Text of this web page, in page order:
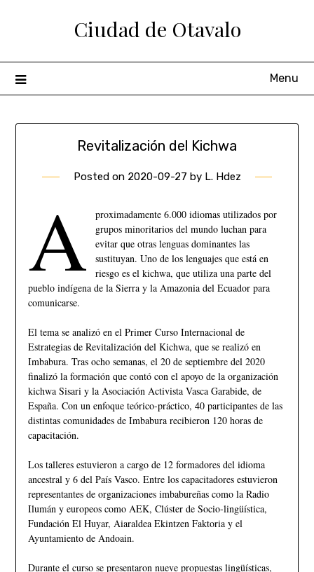
Ciudad de Otavalo
Menu
Revitalización del Kichwa
Posted on 2020-09-27 by L. Hdez
A
proximadamente 6.000 idiomas utilizados por
grupos minoritarios del mundo luchan para
evitar que otras lenguas dominantes las
sustituyan. Uno de los lenguajes que está en
riesgo es el kichwa, que utiliza una parte del
pueblo indígena de la Sierra y la Amazonia del Ecuador para
comunicarse.
El tema se analizó en el Primer Curso Internacional de
Estrategias de Revitalización del Kichwa, que se realizó en
Imbabura. Tras ocho semanas, el 20 de septiembre del 2020
finalizó la formación que contó con el apoyo de la organización
kichwa Sisari y la Asociación Activista Vasca Garabide, de
España. Con un enfoque teórico-práctico, 40 participantes de las
distintas comunidades de Imbabura recibieron 120 horas de
capacitación.
Los talleres estuvieron a cargo de 12 formadores del idioma
ancestral y 6 del País Vasco. Entre los capacitadores estuvieron
representantes de organizaciones imbabureñas como la Radio
Ilumán y europeos como AEK, Clúster de Socio-lingüística,
Fundación El Huyar, Aiaraldea Ekintzen Faktoria y el
Ayuntamiento de Andoain.
Durante el curso se presentaron nueve propuestas lingüísticas,